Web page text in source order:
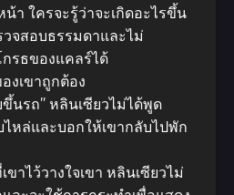
น้า ใครจะรู้ว่าจะเกิดอะไรขึ้น
วจสอบธรรมดาและไม่
รธของแคลร์ได้
งเขาถูกต้อง
นรถ” หลินเซียวไม่ได้พูด
หล่และบอกให้เขากลับไปพัก
าไว้วางใจเขา หลินเซียวไม่